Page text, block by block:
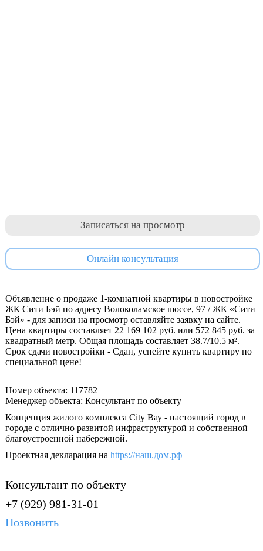
Записаться на просмотр
Онлайн консультация
Объявление о продаже 1-комнатной квартиры в новостройке
ЖК Сити Бэй по адресу Волоколамское шоссе, 97 / ЖК «Сити
Бэй» - для записи на просмотр оставляйте заявку на сайте.
Цена квартиры составляет 22 169 102 руб. или 572 845 руб. за
квадратный метр. Общая площадь составляет 38.7/10.5 м².
Срок сдачи новостройки - Сдан, успейте купить квартиру по
специальной цене!
Номер объекта: 117782
Менеджер объекта: Консультант по объекту
Концепция жилого комплекса City Вау - настоящий город в
городе с отлично развитой инфраструктурой и собственной
благоустроенной набережной.
Проектная декларация на https://наш.дом.рф
Консультант по объекту
+7 (929) 981-31-01
Позвонить